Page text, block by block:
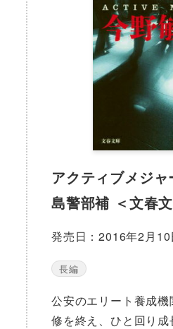
アクティブメジ
島警部補 ＜文春
発売日：2016年2月10
長編
公安のエリート養成
修を終え、ひと回り